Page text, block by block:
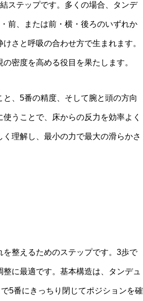
ステップです。多くの場合、タンデ
前、または前・横・後ろのいずれか
さと呼吸の合わせ方で生まれます。
密度を高める役目を果たします。
、5番の精度、そして腕と頭の方向
うことで、床からの反力を効率よく
理解し、最小の力で最大の滑らかさ
整えるためのステップです。3歩で
に最適です。基本構造は、タンデュ
5番にきっちり閉じてポジションを確